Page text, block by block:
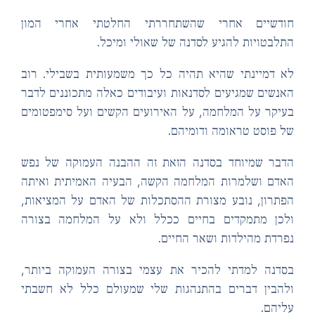
אחרי שהשתחררתי החלטתי אחרי המון
להגיע לסדנה של שאולי ומיכל.
דמיינתי שהיא תהיה כל כך משמעותית בשבילי. רוב
שמגיעים לסדנאות ועיבודים כאלה מתכוננים לדבר
על המלחמה, על האירועים הקשים ועל סימפטומים
פוסט טראומה ודומיהם.
שמיוחד בסדנה הזאת זה ההבנה העמוקה של נפש
ושלמרות המלחמה הקשה, הבעיה האמיתית ואיתה
נובע מצורת ההסתכלות של האדם על המציאות,
מתמקדים בחיים ככלל ולא על המלחמה בצורה
מהילדות ושאר החיים.
למדתי להכיר את עצמי בצורה העמוקה ביותר,
דברים בהתנהגות שלי שמעולם כלל לא חשבתי